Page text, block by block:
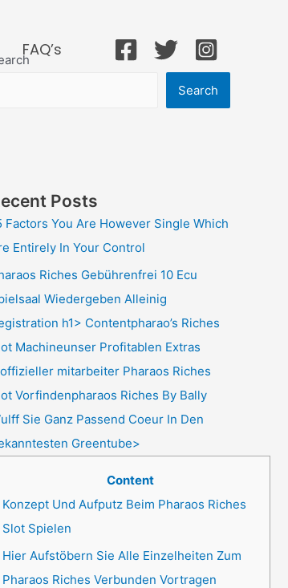
FAQ’s
Search
Posts
Factors You Are However Single Which
Entirely In Your Control
Riches Gebührenfrei 10 Ecu
Wiedergeben Alleinig
h1> Contentpharao’s Riches
Machineunser Profitablen Extras
mitarbeiter Pharaos Riches
Vorfindenpharaos Riches By Bally
Sie Ganz Passend Coeur In Den
Greentube>
Content
Konzept Und Aufputz Beim Pharaos Riches
Slot Spielen
Hier Aufstöbern Sie Alle Einzelheiten Zum
Pharaos Riches Verbunden Vortragen